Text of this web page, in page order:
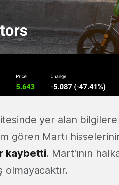
yer alan
gören Martı
kaybetti. Mart'ının
olmayacaktır.